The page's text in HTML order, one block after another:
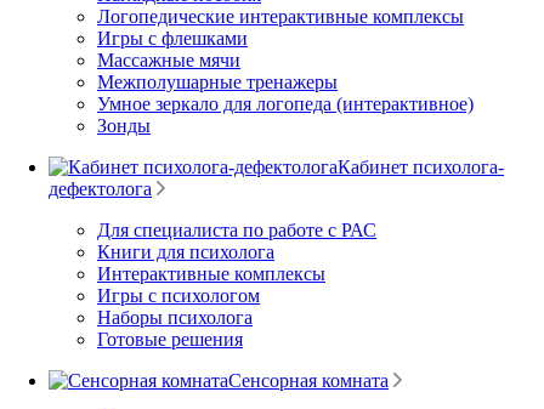
Логопедические интерактивные комплексы
Игры с флешками
Массажные мячи
Межполушарные тренажеры
Умное зеркало для логопеда (интерактивное)
Зонды
Кабинет психолога-
дефектолога
Для специалиста по работе с РАС
Книги для психолога
Интерактивные комплексы
Игры с психологом
Наборы психолога
Готовые решения
Сенсорная комната